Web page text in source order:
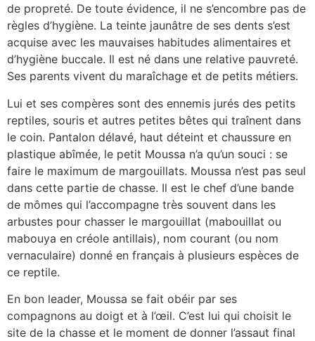
de propreté. De toute évidence, il ne s’encombre pas de
règles d’hygiène. La teinte jaunâtre de ses dents s’est
acquise avec les mauvaises habitudes alimentaires et
d’hygiène buccale. Il est né dans une relative pauvreté.
Ses parents vivent du maraîchage et de petits métiers.
Lui et ses compères sont des ennemis jurés des petits
reptiles, souris et autres petites bêtes qui traînent dans
le coin. Pantalon délavé, haut déteint et chaussure en
plastique abîmée, le petit Moussa n’a qu’un souci : se
faire le maximum de margouillats. Moussa n’est pas seul
dans cette partie de chasse. Il est le chef d’une bande
de mômes qui l’accompagne très souvent dans les
arbustes pour chasser le margouillat (mabouillat ou
mabouya en créole antillais), nom courant (ou nom
vernaculaire) donné en français à plusieurs espèces de
ce reptile.
En bon leader, Moussa se fait obéir par ses
compagnons au doigt et à l’œil. C’est lui qui choisit le
site de la chasse et le moment de donner l’assaut final